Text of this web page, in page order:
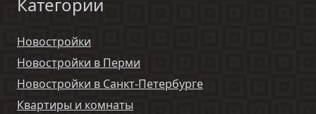
Новостройки
Новостройки в Перми
Новостройки в Санкт-Петербурге
Квартиры и комнаты